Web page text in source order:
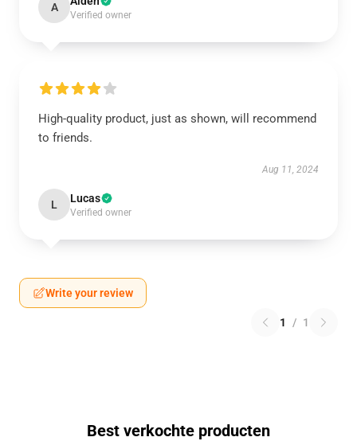
A
Verified owner
High-quality product, just as shown, will recommend
to friends.
Aug 11, 2024
L Lucas
Verified owner
Write your review
1 / 1
Best verkochte producten